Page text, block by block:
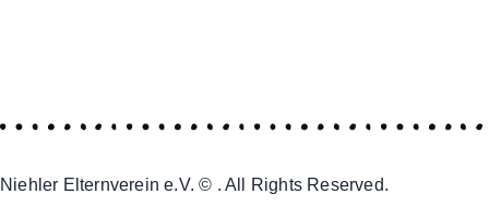
Niehler Elternverein e.V. © . All Rights Reserved.